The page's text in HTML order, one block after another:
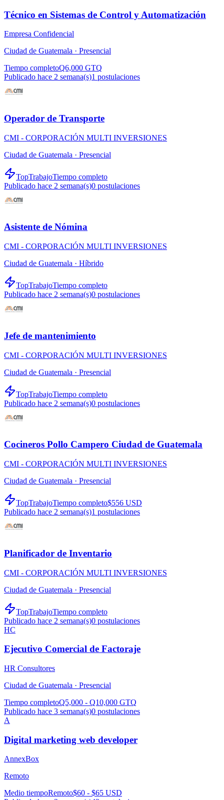
Técnico en Sistemas de Control y Automatización
Empresa Confidencial
Ciudad de Guatemala · Presencial
Tiempo completoQ6,000 GTQ
Publicado hace 2 semana(s)1 postulaciones
Operador de Transporte
CMI - CORPORACIÓN MULTI INVERSIONES
Ciudad de Guatemala · Presencial
TopTrabajoTiempo completo
Publicado hace 2 semana(s)0 postulaciones
Asistente de Nómina
CMI - CORPORACIÓN MULTI INVERSIONES
Ciudad de Guatemala · Híbrido
TopTrabajoTiempo completo
Publicado hace 2 semana(s)0 postulaciones
Jefe de mantenimiento
CMI - CORPORACIÓN MULTI INVERSIONES
Ciudad de Guatemala · Presencial
TopTrabajoTiempo completo
Publicado hace 2 semana(s)0 postulaciones
Cocineros Pollo Campero Ciudad de Guatemala
CMI - CORPORACIÓN MULTI INVERSIONES
Ciudad de Guatemala · Presencial
TopTrabajoTiempo completo$556 USD
Publicado hace 2 semana(s)1 postulaciones
Planificador de Inventario
CMI - CORPORACIÓN MULTI INVERSIONES
Ciudad de Guatemala · Presencial
TopTrabajoTiempo completo
Publicado hace 2 semana(s)0 postulaciones
HC
Ejecutivo Comercial de Factoraje
HR Consultores
Ciudad de Guatemala · Presencial
Tiempo completoQ5,000 - Q10,000 GTQ
Publicado hace 3 semana(s)0 postulaciones
A
Digital marketing web developer
AnnexBox
Remoto
Medio tiempoRemoto$60 - $65 USD